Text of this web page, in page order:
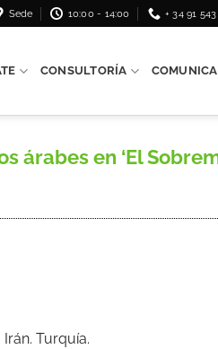
Sede 10:00 - 14:00 + 34 91
CONSULTORÍA
árabes en ‘El
Turquía.